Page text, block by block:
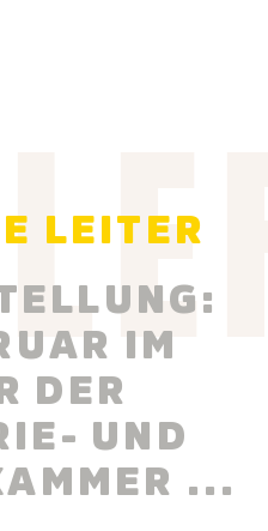
LEITER
IM
DER
UND
...